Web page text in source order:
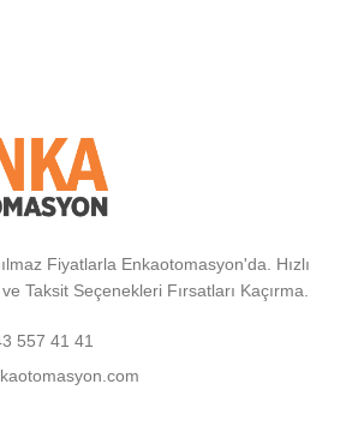
Fiyatlarla Enkaotomasyon'da. Hızlı
Taksit Seçenekleri Fırsatları Kaçırma.
557 41 41